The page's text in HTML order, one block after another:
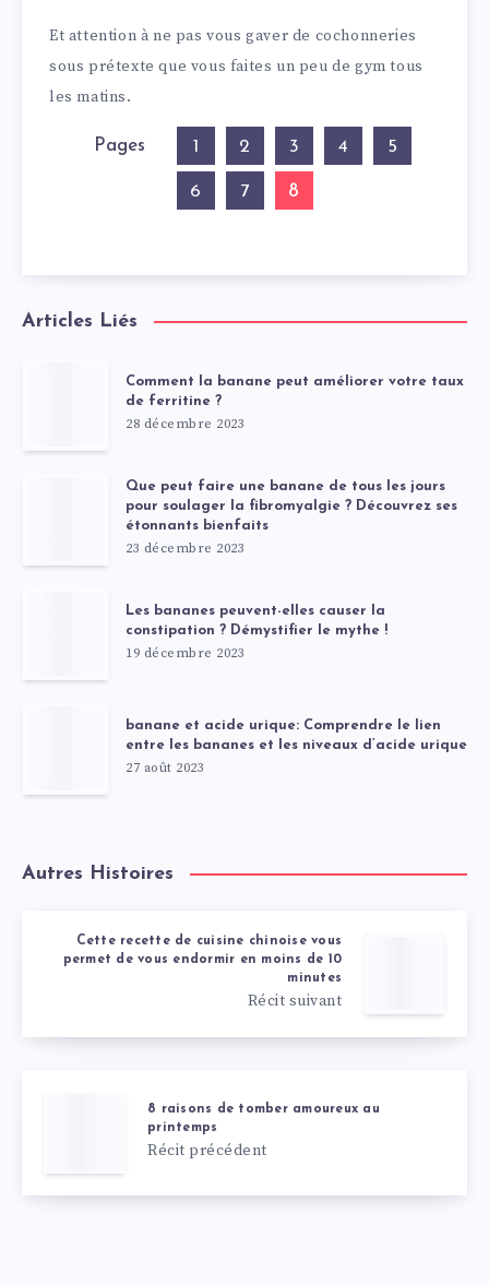
Et attention à ne pas vous gaver de cochonneries
sous prétexte que vous faites un peu de gym tous
les matins.
Pages 1 2 3 4 5
6 7 8
Articles Liés
Comment la banane peut améliorer votre taux
de ferritine ?
28 décembre 2023
Que peut faire une banane de tous les jours
pour soulager la fibromyalgie ? Découvrez ses
étonnants bienfaits
23 décembre 2023
Les bananes peuvent-elles causer la
constipation ? Démystifier le mythe !
19 décembre 2023
banane et acide urique: Comprendre le lien
entre les bananes et les niveaux d’acide urique
27 août 2023
Autres Histoires
Cette recette de cuisine chinoise vous
permet de vous endormir en moins de 10
minutes
Récit suivant
8 raisons de tomber amoureux au
printemps
Récit précédent